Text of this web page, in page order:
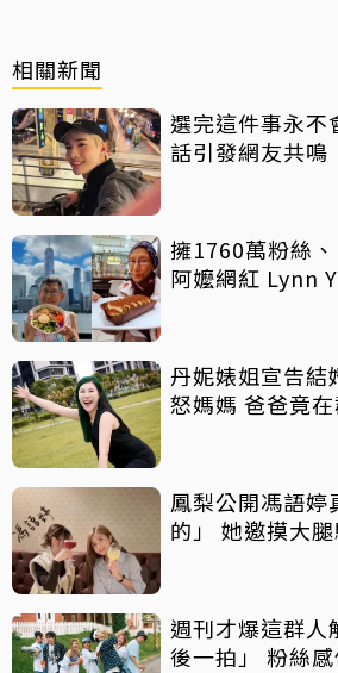
相關新聞
選完這件事永不
話引發網友共鳴
擁1760萬粉絲、
阿嬤網紅 Lynn
丹妮婊姐宣告結
怒媽媽 爸爸竟
鳳梨公開馮語婷
的」 她邀摸大
週刊才爆這群人
後一拍」 粉絲